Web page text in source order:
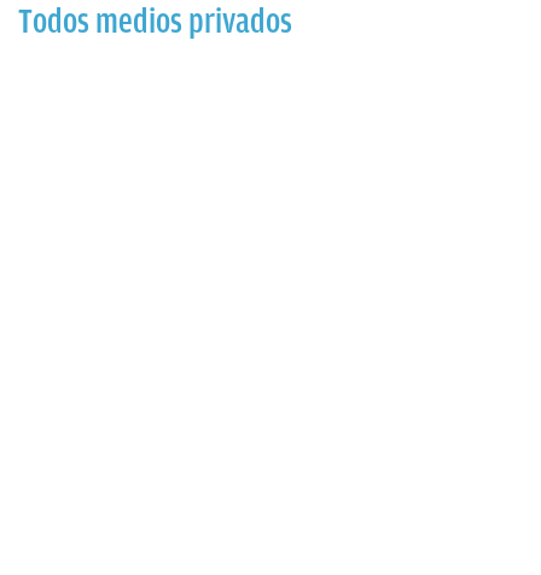
Todos medios privados